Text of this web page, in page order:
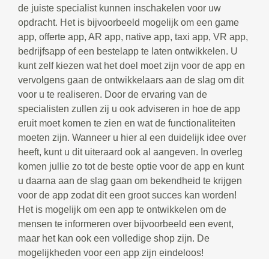
de juiste specialist kunnen inschakelen voor uw
opdracht. Het is bijvoorbeeld mogelijk om een game
app, offerte app, AR app, native app, taxi app, VR app,
bedrijfsapp of een bestelapp te laten ontwikkelen. U
kunt zelf kiezen wat het doel moet zijn voor de app en
vervolgens gaan de ontwikkelaars aan de slag om dit
voor u te realiseren. Door de ervaring van de
specialisten zullen zij u ook adviseren in hoe de app
eruit moet komen te zien en wat de functionaliteiten
moeten zijn. Wanneer u hier al een duidelijk idee over
heeft, kunt u dit uiteraard ook al aangeven. In overleg
komen jullie zo tot de beste optie voor de app en kunt
u daarna aan de slag gaan om bekendheid te krijgen
voor de app zodat dit een groot succes kan worden!
Het is mogelijk om een app te ontwikkelen om de
mensen te informeren over bijvoorbeeld een event,
maar het kan ook een volledige shop zijn. De
mogelijkheden voor een app zijn eindeloos!